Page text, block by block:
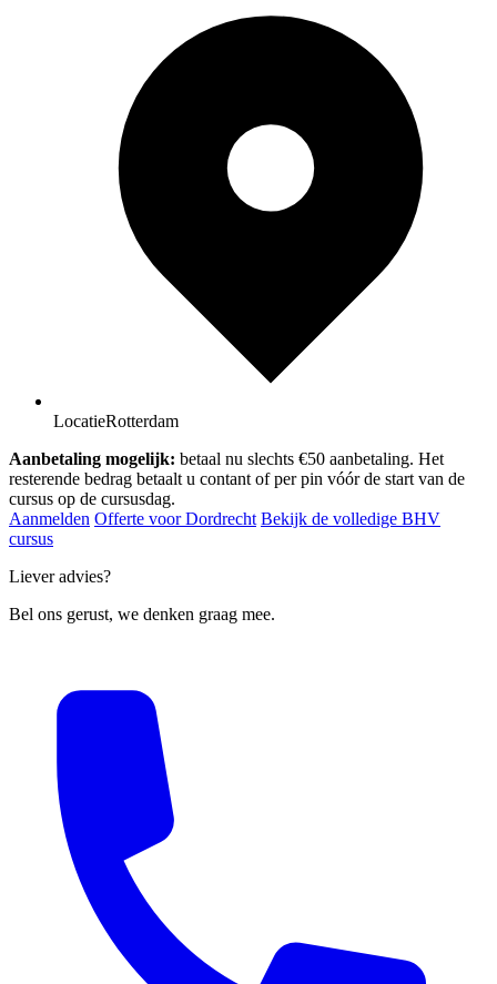
LocatieRotterdam
Aanbetaling mogelijk: betaal nu slechts €50 aanbetaling. Het
resterende bedrag betaalt u contant of per pin vóór de start van de
cursus op de cursusdag.
Aanmelden Offerte voor Dordrecht Bekijk de volledige BHV
cursus
Liever advies?
Bel ons gerust, we denken graag mee.